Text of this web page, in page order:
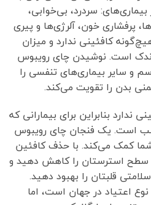
سردرد، بی‌خوابی،
پرفشاری خون، آلرژی‌ها و پیری
کافئینی ندارد و میزان
است. نوشیدن چای رویبوس
و سایر بیماری‌های تنفسی را
بدن را تقویت می‌کند.
بنابراین برای بیمارانی که
است. یک فنجان چای رویبوس
کمک می‌کند. با حذف کافئین
سطح استرستان را کاهش دهید و
قلبتان را بهبود دهید.
نوع اعتیاد در جهان است، اما